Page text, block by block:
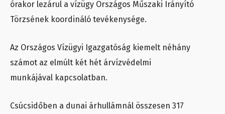
órakor lezárul a vízügy Országos Műszaki Irányító
Törzsének koordináló tevékenysége.
Az Országos Vízügyi Igazgatóság kiemelt néhány
számot az elmúlt két hét árvízvédelmi
munkájával kapcsolatban.
Csúcsidőben a dunai árhullámnál összesen 317